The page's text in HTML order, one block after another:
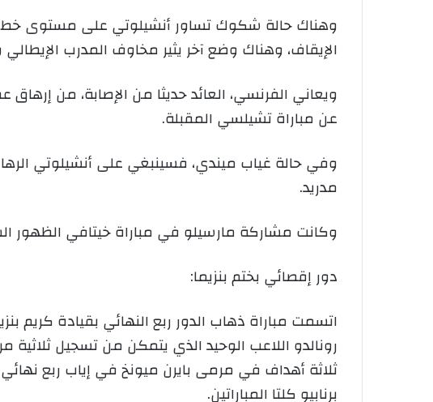
وهناك حالة شكوك تساور أنشيلوتي على مستوى خط
الإيقاف، وهناك وضع آخر يثير مخاوف المدرب
ويعاني الفرنسي، العائد حديثا من الإصابة، من
عن مباراة تشيلسي المقبلة.
مدريد.
وكانت مشاركة مارسيلو في مباراة خيتافي الظهور
دور إقصائي بختم بنزيما:
اتسمت مباراة ذهاب الدور ربع النهائي بقيادة
رونالدو اللاعب الوحيد الذي يتمكن من تسجيل ثلاثية
برنابيو كلتا المباراتين.